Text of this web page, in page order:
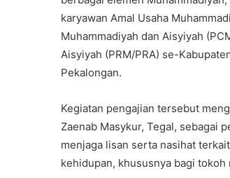
karyawan Amal Usaha
Muhammadiyah dan Aisyiyah
Aisyiyah (PRM/PRA) se-
Pekalongan.
Kegiatan pengajian tersebut
Zaenab Masykur, Tegal, sebagai
menjaga lisan serta nasihat
kehidupan, khususnya bagi tokoh